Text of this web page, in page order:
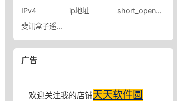
IPv4
ip地址
short_open_tag
斐讯盒子遥控器
广告
欢迎关注我的店铺天天软件圆